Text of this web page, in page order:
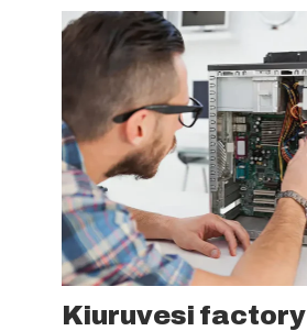
Kiuruvesi factory